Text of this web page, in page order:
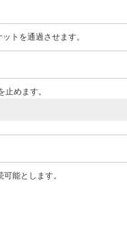
トを通過させます。
めます。
能とします。